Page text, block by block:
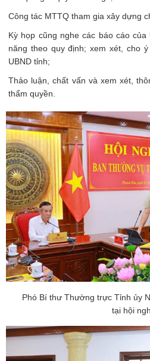
Công tác MTTQ tham gia xây dựng
Kỳ họp cũng nghe các báo cáo
năng theo quy định; xem xét, cho
UBND tỉnh;
Thảo luận, chất vấn và xem xét,
thẩm quyền.
Phó Bí thư Thường trực Tỉnh ủy
tại hội